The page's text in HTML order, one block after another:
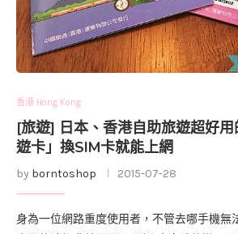
香港 Hong Kong
[旅遊] 日本、香港自助旅遊超好
遊卡」換SIM卡就能上網
by borntoshop 2015-07-28
身為一位網路重度使用者，不管去哪手機無